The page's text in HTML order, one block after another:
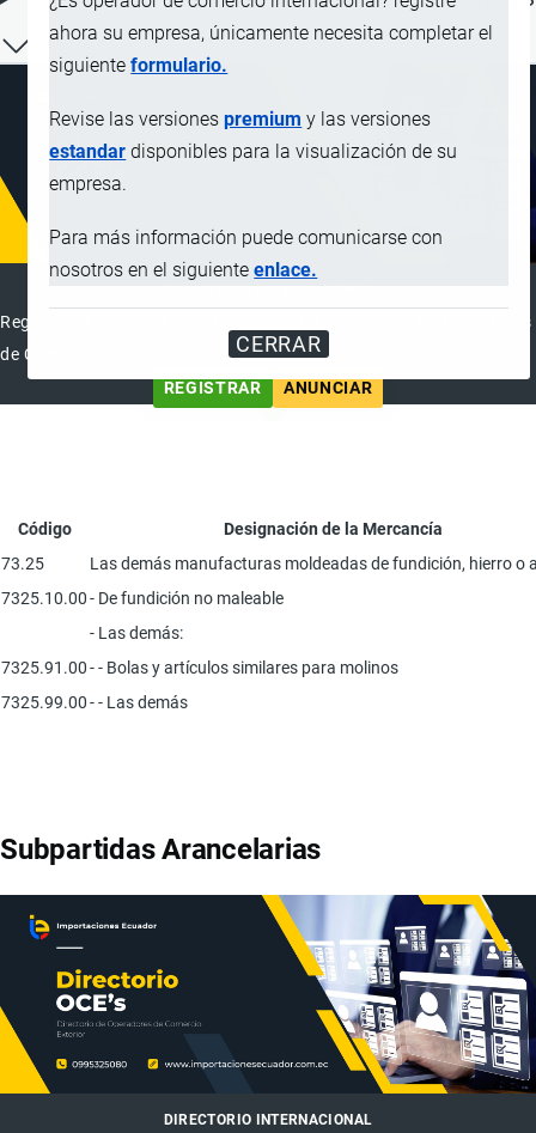
ahora su empresa, únicamente necesita completar el
siguienteformulario.
Revise las versionespremium y las versiones
estandar disponibles para la visualización de su
empresa.
Para más información puede comunicarse con
nosotros en el siguienteenlace.
CERRAR
Registre su Empresa en el Directorio Internacional de Operadores
de Comercio Exterior
REGISTRAR
ANUNCIAR
Código
Designación de la Mercancía
73.25
Las demás manufacturas moldeadas de fundición, hierro o
7325.10.00- De fundición no maleable
- Las demás:
7325.91.00- - Bolas y artículos similares para molinos
7325.99.00- - Las demás
Subpartidas Arancelarias
DIRECTORIO INTERNACIONAL